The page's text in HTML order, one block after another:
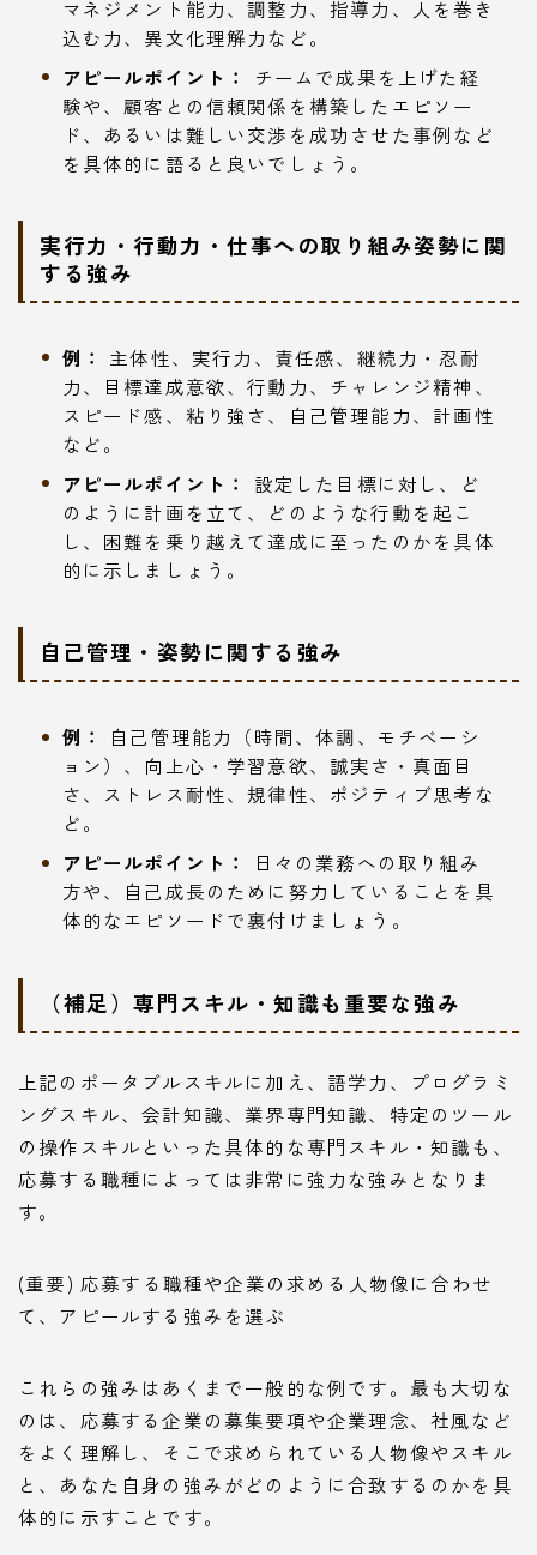
マネジメント能力、調整力、指導力、人を巻き
込む力、異文化理解力など。
アピールポイント：
チームで成果を上げた経
験や、顧客との信頼関係を構築したエピソー
ド、あるいは難しい交渉を成功させた事例など
を具体的に語ると良いでしょう。
実行力・行動力・仕事への取り組み姿勢に関
する強み
例：
主体性、実行力、責任感、継続力・忍耐
力、目標達成意欲、行動力、チャレンジ精神、
スピード感、粘り強さ、自己管理能力、計画性
など。
アピールポイント：
設定した目標に対し、ど
のように計画を立て、どのような行動を起こ
し、困難を乗り越えて達成に至ったのかを具体
的に示しましょう。
自己管理・姿勢に関する強み
例：
自己管理能力（時間、体調、モチベーシ
ョン）、向上心・学習意欲、誠実さ・真面目
さ、ストレス耐性、規律性、ポジティブ思考な
ど。
アピールポイント：
日々の業務への取り組み
方や、自己成長のために努力していることを具
体的なエピソードで裏付けましょう。
（補足）専門スキル・知識も重要な強み
上記のポータブルスキルに加え、語学力、プログラミ
ングスキル、会計知識、業界専門知識、特定のツール
の操作スキルといった具体的な専門スキル・知識も、
応募する職種によっては非常に強力な強みとなりま
す。
(重要) 応募する職種や企業の求める人物像に合わせ
て、アピールする強みを選ぶ
これらの強みはあくまで一般的な例です。最も大切な
のは、応募する企業の募集要項や企業理念、社風など
をよく理解し、そこで求められている人物像やスキル
と、あなた自身の強みがどのように合致するのかを具
体的に示すことです。